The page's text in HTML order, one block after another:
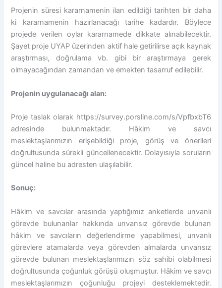
Projenin süresi kararnamenin ilan edildiği tarihten bir daha
ki kararnamenin hazırlanacağı tarihe kadardır. Böylece
projede verilen oylar kararnamede dikkate alınabilecektir.
Şayet proje UYAP üzerinden aktif hale getirilirse açık kaynak
araştırması, doğrulama vb. gibi bir araştırmaya gerek
olmayacağından zamandan ve emekten tasarruf edilebilir.
Projenin uygulanacağı alan:
Proje taslak olarak https://survey.porsline.com/s/VpfbxbT6
adresinde bulunmaktadır. Hâkim ve savcı
meslektaşlarımızın erişebildiği proje, görüş ve önerileri
doğrultusunda sürekli güncellenecektir. Dolayısıyla soruların
güncel haline bu adresten ulaşılabilir.
Sonuç:
Hâkim ve savcılar arasında yaptığımız anketlerde unvanlı
görevde bulunanlar hakkında unvansız görevde bulunan
hâkim ve savcıların değerlendirme yapabilmesi, unvanlı
görevlere atamalarda veya görevden almalarda unvansız
görevde bulunan meslektaşlarımızın söz sahibi olabilmesi
doğrultusunda çoğunluk görüşü oluşmuştur. Hâkim ve savcı
meslektaşlarımızın çoğunluğu projeyi desteklemektedir.